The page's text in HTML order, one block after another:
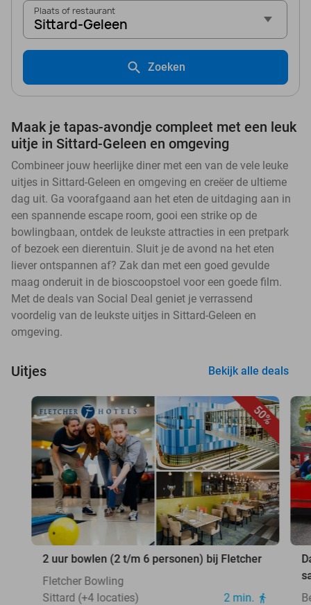
Plaats of restaurant
Sittard-Geleen
Zoeken
Maak je tapas-avondje compleet met een leuk
uitje in Sittard-Geleen en omgeving
Combineer jouw heerlijke diner met een van de vele leuke
uitjes in Sittard-Geleen en omgeving en creëer de ultieme
dag uit. Ga voorafgaand aan het eten de uitdaging aan in
een spannende escape room, gooi een strike op de
bowlingbaan, ontdek de leukste attracties in een pretpark
of bezoek een dierentuin. Sluit je de avond na het eten
liever ontspannen af? Zak dan met een goed gevulde
maag onderuit in de bioscoopstoel voor een goede film.
Met de deals van Social Deal geniet je verrassend
voordelig van de leukste uitjes in Sittard-Geleen en
omgeving.
Uitjes Bekijk alle deals
50%
2 uur bowlen (2 t/m 6 personen) bij Fletcher
Fletcher Bowling
Sittard (+4 locaties)
2 min.